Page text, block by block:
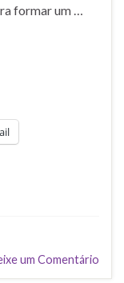
formar um …
um Comentário